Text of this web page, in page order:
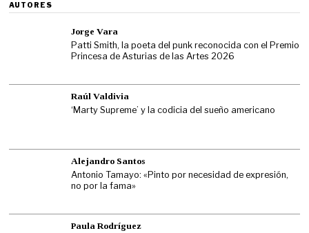
AUTORES
Jorge Vara
Patti Smith, la poeta del punk reconocida con el Premio
Princesa de Asturias de las Artes 2026
Raúl Valdivia
‘Marty Supreme’ y la codicia del sueño americano
Alejandro Santos
Antonio Tamayo: «Pinto por necesidad de expresión,
no por la fama»
Paula Rodríguez